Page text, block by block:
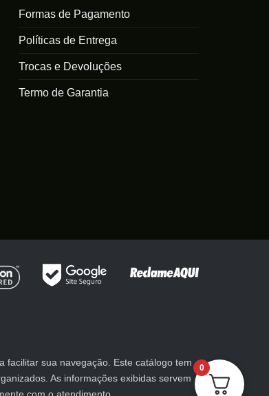
Formas de Pagamento
Políticas de Entrega
Trocas e Devoluções
Termo de Garantia
facilitar sua navegação. Este catálogo tem
As informações exibidas servem
0